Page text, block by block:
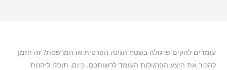
עומדים להקים פרגולה בשטח הגינה הפרטית או המרפסת? זה הזמן
להכיר את היצע הפרגולות העומד לרשותכם. כיום, תוכלו ליהנות